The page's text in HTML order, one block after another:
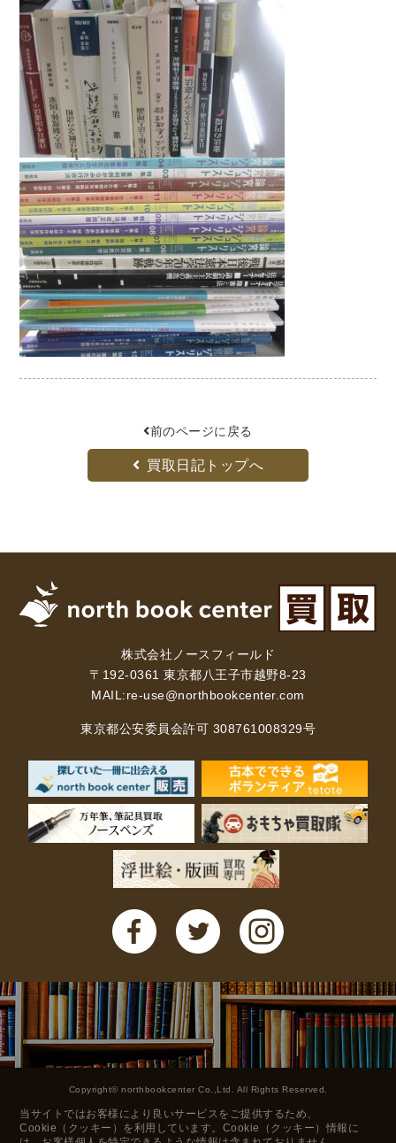
CD・DVD・Blu-ray
CD・DVD
洋書
洋書
英語洋書
その他
その他
木版画・浮世絵
木版画・浮世絵
前のページに戻る
買取日記トップへ
株式会社ノースフィールド
〒192-0361 東京都八王子市越野8-23
MAIL:re-use@northbookcenter.com
東京都公安委員会許可 308761008329号
Copyright© northbookcenter Co.,Ltd. All Rights Reserved.
当サイトではお客様により良いサービスをご提供するため、
Cookie（クッキー）を利用しています。Cookie（クッキー）情報に